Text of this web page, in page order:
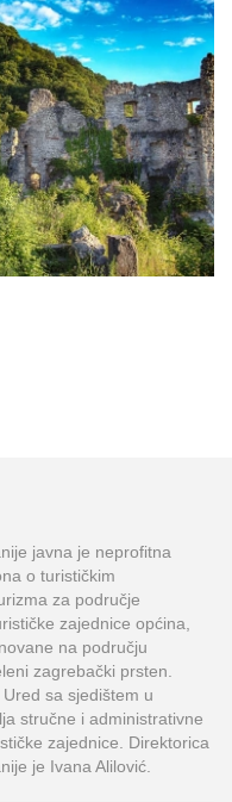
javna je neprofitna
o turističkim
za područje
zajednice općina,
na području
zagrebački prsten.
sa sjedištem u
stručne i administrativne
zajednice. Direktorica
je Ivana Alilović.